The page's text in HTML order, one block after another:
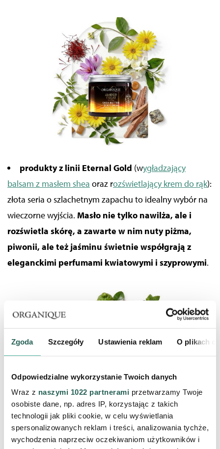
Zgoda Szczegóły Ustawienia reklam O plikach
Odpowiedzialne wykorzystanie Twoich danych
Wraz z naszymi 1022 partnerami przetwarzamy Twoje
osobiste dane, np. adres IP, korzystając z takich
technologii jak pliki cookie, w celu wyświetlania
spersonalizowanych reklam i treści, analizowania tychże,
wychodzenia naprzeciw oczekiwaniom użytkowników i
produkty z linii Eternal Gold (wygładzający
balsam z masłem shea oraz rozświetlający krem do rąk):
złota seria o szlachetnym zapachu to idealny wybór na
wieczorne wyjścia. Masło nie tylko nawilża, ale i
rozświetla skórę, a zawarte w nim nuty piżma,
piwonii, ale też jaśminu świetnie współgrają z
eleganckimi perfumami kwiatowymi i szyprowymi.
produkty dla mężczyzn z linii Pour Homme